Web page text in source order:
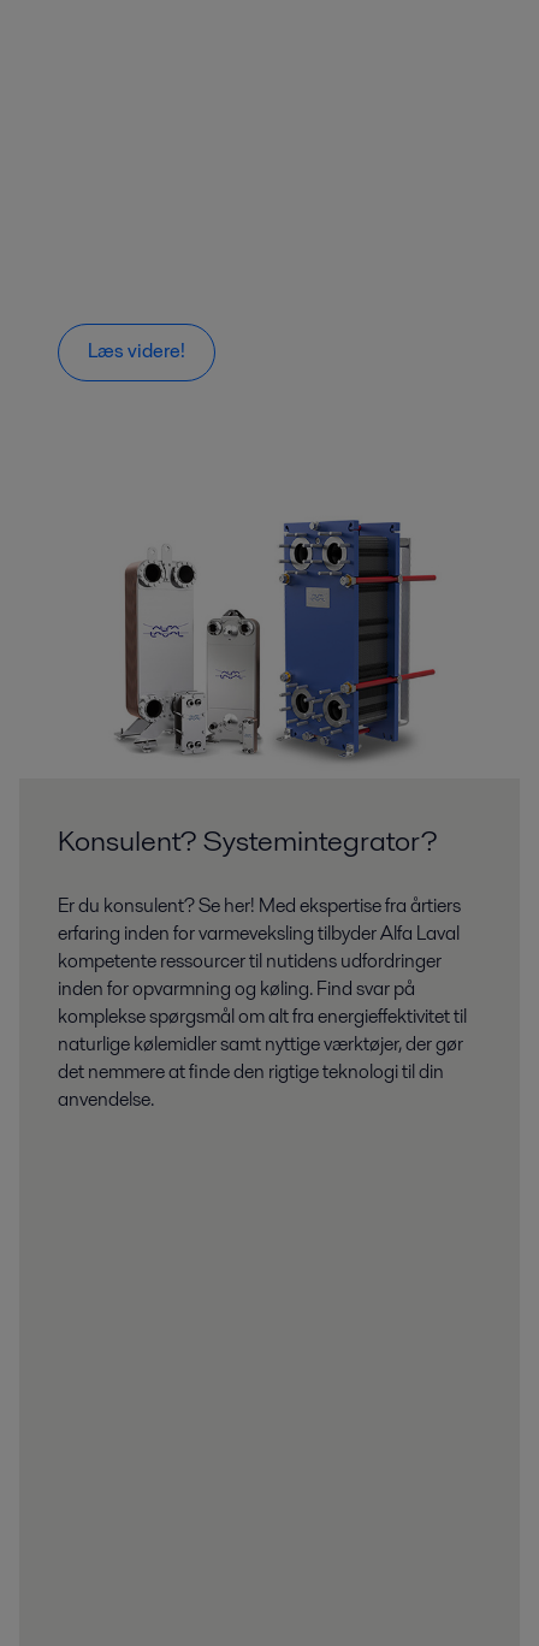
Læs videre!
Konsulent? Systemintegrator?
Er du konsulent? Se her! Med ekspertise fra årtiers
erfaring inden for varmeveksling tilbyder Alfa Laval
kompetente ressourcer til nutidens udfordringer
inden for opvarmning og køling. Find svar på
komplekse spørgsmål om alt fra energieffektivitet til
naturlige kølemidler samt nyttige værktøjer, der gør
det nemmere at finde den rigtige teknologi til din
anvendelse.